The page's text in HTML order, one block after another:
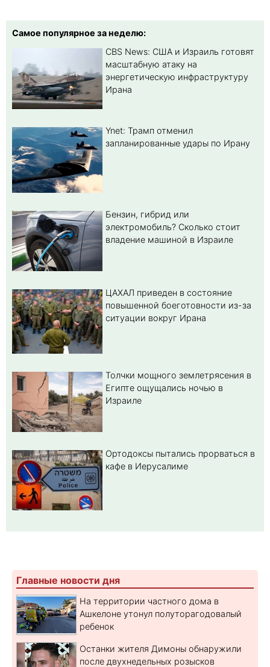
Самое популярное за неделю:
CBS News: США и Израиль готовят
масштабную атаку на
энергетическую инфраструктуру
Ирана
Ynet: Трамп отменил
запланированные удары по Ирану
Бензин, гибрид или
электромобиль? Cколько стоит
владение машиной в Израиле
ЦАХАЛ приведен в состояние
повышенной боеготовности из-за
ситуации вокруг Ирана
Толчки мощного землетрясения в
Египте ощущались ночью в
Израиле
Ортодоксы пытались прорваться в
кафе в Иерусалиме
Главные новости дня
На территории частного дома в
Ашкелоне утонул полуторагодовалый
ребенок
Останки жителя Димоны обнаружили
после двухнедельных розысков